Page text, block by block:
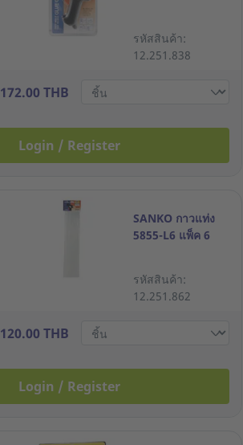
รหัสสินค้า:
12.251.838
172.00 THB
Login / Register
SANKO กาวแท่ง
5855-L6 แพ็ค 6
รหัสสินค้า:
12.251.862
120.00 THB
Login / Register